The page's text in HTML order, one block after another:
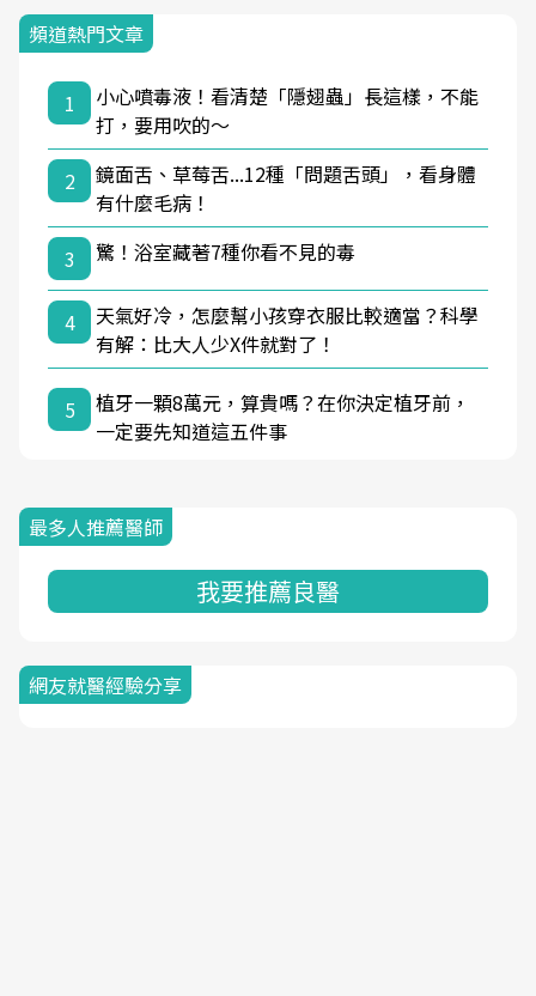
頻道熱門文章
1
小心噴毒液！看清楚「隱翅蟲」長這樣，不能
打，要用吹的～
2
鏡面舌、草莓舌...12種「問題舌頭」，看身體
有什麼毛病！
3
驚！浴室藏著7種你看不見的毒
4
天氣好冷，怎麼幫小孩穿衣服比較適當？科學
有解：比大人少X件就對了！
5
植牙一顆8萬元，算貴嗎？在你決定植牙前，
一定要先知道這五件事
最多人推薦醫師
我要推薦良醫
網友就醫經驗分享